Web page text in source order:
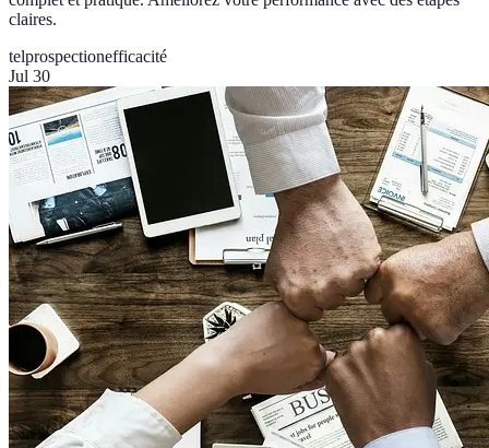
claires.
telprospectionefficacité
Jul 30